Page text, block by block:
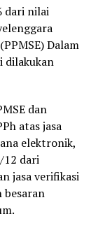
dari nilai
Dalam
dilakukan
dan
atas jasa
elektronik,
12 dari
jasa verifikasi
besaran